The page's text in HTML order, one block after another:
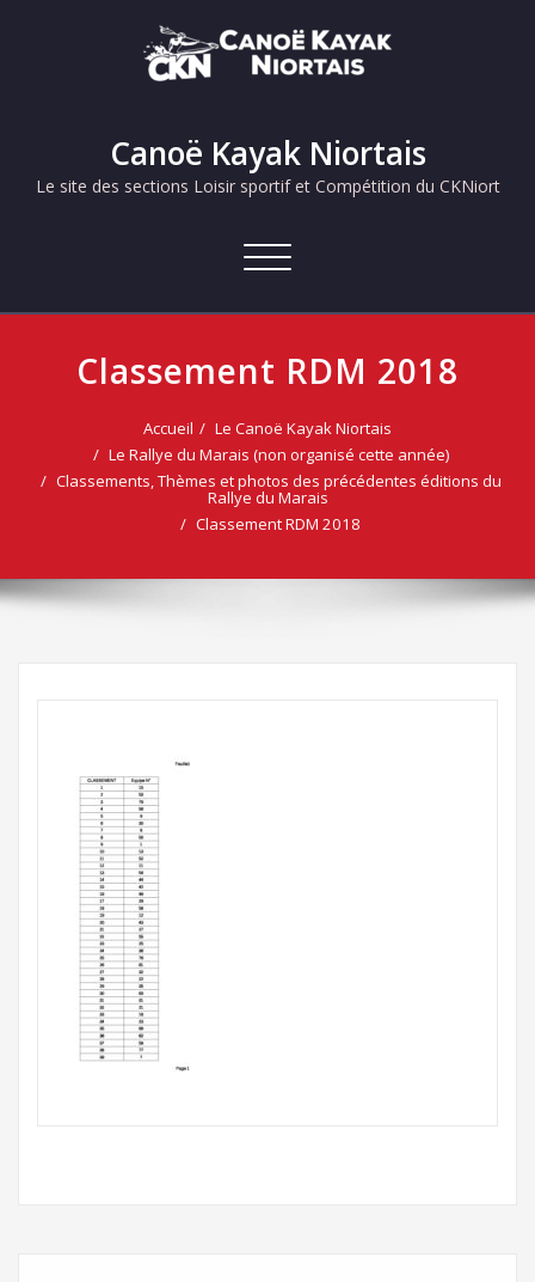
Canoë Kayak Niortais
Le site des sections Loisir sportif et Compétition du CKNiort
Afficher/masquer
navigation
Classement RDM 2018
Accueil
Le Canoë Kayak Niortais
Le Rallye du Marais (non organisé cette année)
Classements, Thèmes et photos des précédentes éditions du
Rallye du Marais
Classement RDM 2018